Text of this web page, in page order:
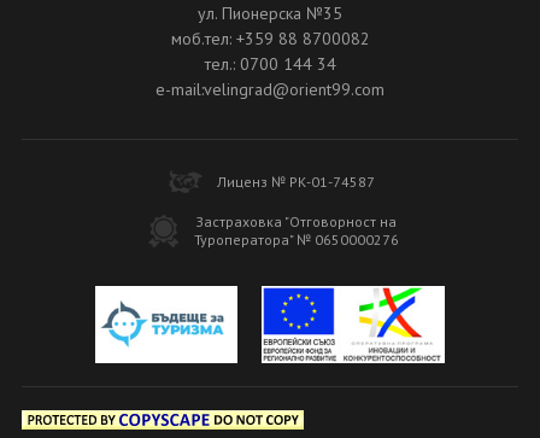
ул. Пионерска №35
моб.тел: +359 88 8700082
тел.: 0700 144 34
e-mail:velingrad@orient99.com
Лиценз № РК-01-74587
Застраховка "Отговорност на
Туроператора" № 0650000276